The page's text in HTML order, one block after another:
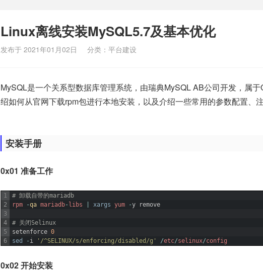
Linux离线安装MySQL5.7及基本优化
发布于 2021年01月02日 分类： 平台建设
MySQL是一个关系型数据库管理系统，由瑞典MySQL AB公司开发，属
绍如何从官网下载rpm包进行本地安装，以及介绍一些常用的参数配置、
安装手册
0x01 准备工作
1
2
3
4
5
6
# 卸载自带的mariadb
rpm
-qa mariadb- libs xargs yum -y remove
# 关闭Selinux
setenforce 0
sed
-i '/^SELINUX/s/enforcing/disabled/g' /etc/selinux/config
0x02 开始安装